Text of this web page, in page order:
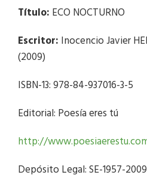
Título: ECO NOCTURNO
Escritor: Inocencio Javier
(2009)
ISBN-13: 978-84-937016-3-5
Editorial: Poesía eres tú
http://
Depósito Legal: SE-1957-2009